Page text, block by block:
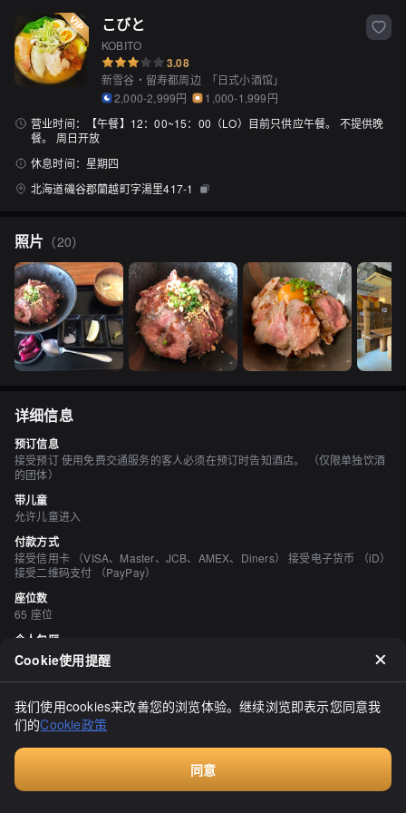
こびと
KOBITO
3.08
新雪谷・留寿都周边 「日式小酒馆」
2,000-2,999円
1,000-1,999円
营业时间：
【午餐】12：00~15：00（LO）目前只供应午餐。 不提供晚
餐。 周日开放
休息时间： 星期四
北海道磯谷郡蘭越町字湯里417-1
照片 （20）
详细信息
预订信息
接受预订 使用免费交通服务的客人必须在预订时告知酒店。 （仅限单独饮酒
的团体）
带儿童
允许儿童进入
付款方式
接受信用卡 （VISA、Master、JCB、AMEX、Diners） 接受电子货币 （iD）
接受二维码支付 （PayPay）
座位数
65 座位
个人包厢
无
吸烟与禁烟
所有座位均禁止吸烟
停车场
时尚的空间、宁静的空间、座位宽敞、有吧台座位、有免费Wi-Fi
Cookie使用提醒
我们使用cookies来改善您的浏览体验。继续浏览即表示您同意我
们的Cookie政策
同意